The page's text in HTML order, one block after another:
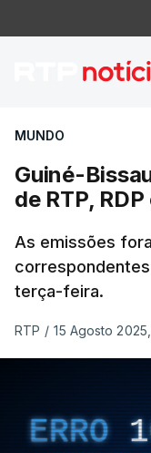
Guiné-
MUNDO
Guiné-
de RTP,
As emissões
terça-feira.
RTP / 15 Agosto
ERRO